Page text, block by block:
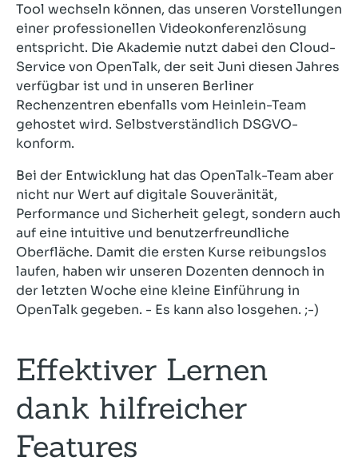
Tool wechseln können, das unseren Vorstellungen
einer professionellen Videokonferenzlösung
entspricht. Die Akademie nutzt dabei den Cloud-
Service von OpenTalk, der seit Juni diesen Jahres
verfügbar ist und in unseren Berliner
Rechenzentren ebenfalls vom Heinlein-Team
gehostet wird. Selbstverständlich DSGVO-
konform.
Bei der Entwicklung hat das OpenTalk-Team aber
nicht nur Wert auf digitale Souveränität,
Performance und Sicherheit gelegt, sondern auch
auf eine intuitive und benutzerfreundliche
Oberfläche. Damit die ersten Kurse reibungslos
laufen, haben wir unseren Dozenten dennoch in
der letzten Woche eine kleine Einführung in
OpenTalk gegeben. - Es kann also losgehen. ;-)
Effektiver Lernen
dank hilfreicher
Features